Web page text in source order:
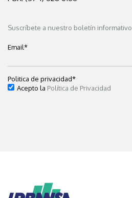
Suscríbete a nuestro boletín informativo
Email*
Politica de privacidad*
Acepto la Política de Privacidad